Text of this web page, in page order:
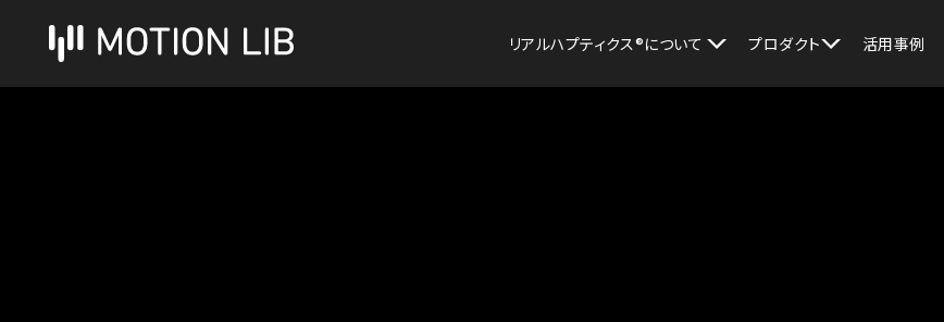
リアルハプティクス®︎について プロダクト 活用事例